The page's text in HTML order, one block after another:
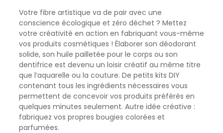
Votre fibre artistique va de pair avec une
conscience écologique et zéro déchet ? Mettez
votre créativité en action en fabriquant vous-même
vos produits cosmétiques ! Élaborer son déodorant
solide, son huile pailletée pour le corps ou son
dentifrice est devenu un loisir créatif au même titre
que l’aquarelle ou la couture. De petits kits DIY
contenant tous les ingrédients nécessaires vous
permettent de concevoir vos produits préférés en
quelques minutes seulement. Autre idée créative :
fabriquez vos propres bougies colorées et
parfumées.